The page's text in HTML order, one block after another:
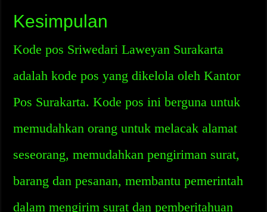
Kesimpulan
Kode pos Sriwedari Laweyan Surakarta
adalah kode pos yang dikelola oleh Kantor
Pos Surakarta. Kode pos ini berguna untuk
memudahkan orang untuk melacak alamat
seseorang, memudahkan pengiriman surat,
barang dan pesanan, membantu pemerintah
dalam mengirim surat dan pemberitahuan